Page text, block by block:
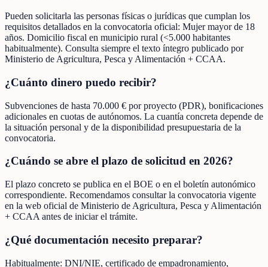
Pueden solicitarla las personas físicas o jurídicas que cumplan los
requisitos detallados en la convocatoria oficial: Mujer mayor de 18
años. Domicilio fiscal en municipio rural (<5.000 habitantes
habitualmente). Consulta siempre el texto íntegro publicado por
Ministerio de Agricultura, Pesca y Alimentación + CCAA.
¿Cuánto dinero puedo recibir?
Subvenciones de hasta 70.000 € por proyecto (PDR), bonificaciones
adicionales en cuotas de autónomos. La cuantía concreta depende de
la situación personal y de la disponibilidad presupuestaria de la
convocatoria.
¿Cuándo se abre el plazo de solicitud en 2026?
El plazo concreto se publica en el BOE o en el boletín autonómico
correspondiente. Recomendamos consultar la convocatoria vigente
en la web oficial de Ministerio de Agricultura, Pesca y Alimentación
+ CCAA antes de iniciar el trámite.
¿Qué documentación necesito preparar?
Habitualmente: DNI/NIE, certificado de empadronamiento,